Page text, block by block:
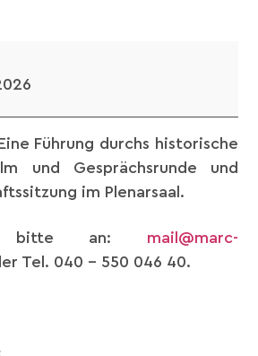
Führung durchs historische
und Gesprächsrunde und
im Plenarsaal.
bitte an: mail@marc-
Tel. 040 – 550 046 40.